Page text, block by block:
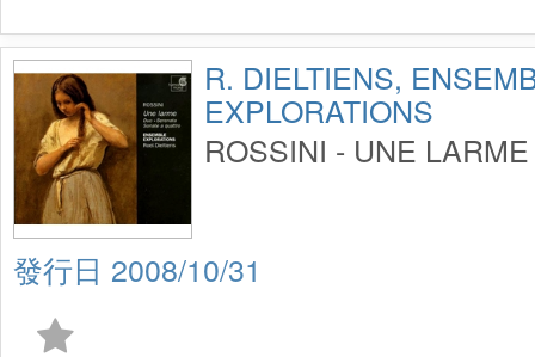
R. DIELTIENS,
EXPLORATIONS
ROSSINI - UNE LARME
2008/10/31